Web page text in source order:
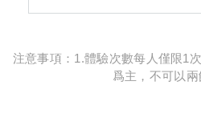
注意事項：1.體驗次數每人僅限1
爲主，不可以兩